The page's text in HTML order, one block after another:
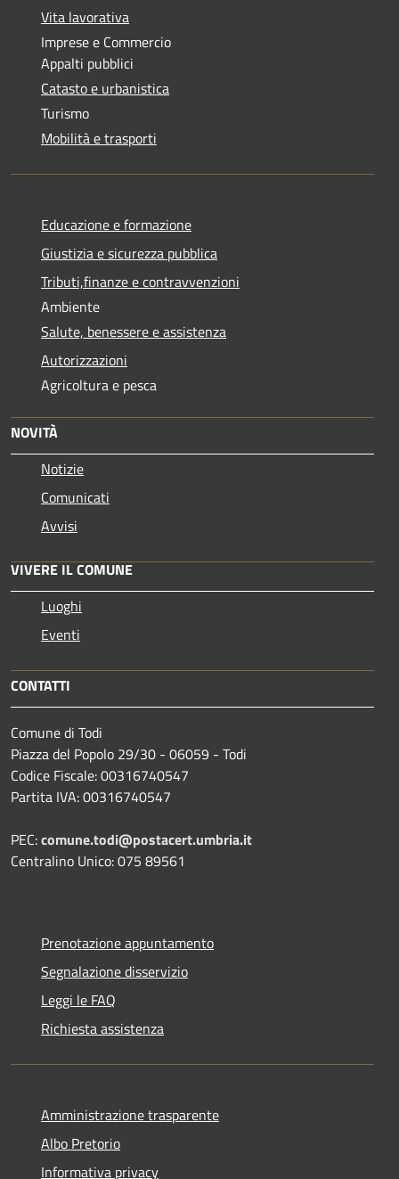
Vita lavorativa
Imprese e Commercio
Appalti pubblici
Catasto e urbanistica
Turismo
Mobilità e trasporti
Educazione e formazione
Giustizia e sicurezza pubblica
Tributi,finanze e contravvenzioni
Ambiente
Salute, benessere e assistenza
Autorizzazioni
Agricoltura e pesca
NOVITÀ
Notizie
Comunicati
Avvisi
VIVERE IL COMUNE
Luoghi
Eventi
CONTATTI
Comune di Todi
Piazza del Popolo 29/30 - 06059 - Todi
Codice Fiscale: 00316740547
Partita IVA: 00316740547
PEC:comune.todi@postacert.umbria.it
Centralino Unico: 075 89561
Prenotazione appuntamento
Segnalazione disservizio
Leggi le FAQ
Richiesta assistenza
Amministrazione trasparente
Albo Pretorio
Informativa privacy